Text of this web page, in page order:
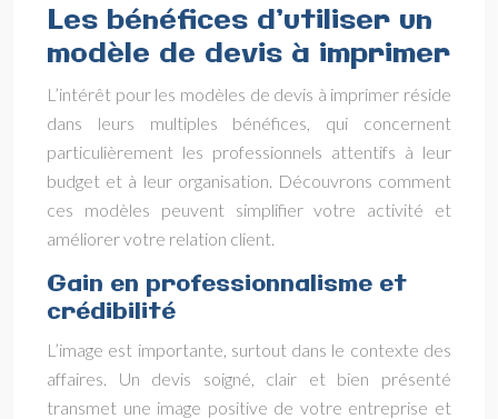
Les bénéfices d’utiliser un
modèle de devis à imprimer
L’intérêt pour les modèles de devis à imprimer réside
dans leurs multiples bénéfices, qui concernent
particulièrement les professionnels attentifs à leur
budget et à leur organisation. Découvrons comment
ces modèles peuvent simplifier votre activité et
améliorer votre relation client.
Gain en professionnalisme et
crédibilité
L’image est importante, surtout dans le contexte des
affaires. Un devis soigné, clair et bien présenté
transmet une image positive de votre entreprise et